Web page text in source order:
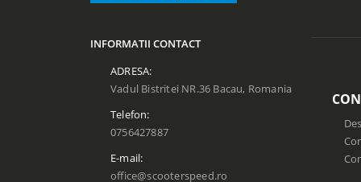
INFORMATII CONTACT
ADRESA:
Vadul Bistritei NR.36 Bacau, Romania
Telefon:
0756427887
E-mail:
office@scooterspeed.ro